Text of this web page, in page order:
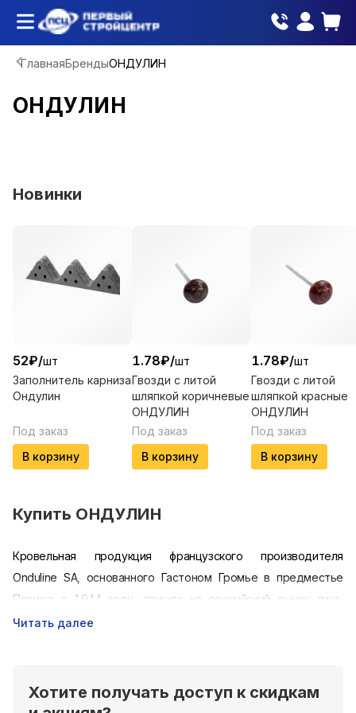
ГлавнаяБрендыОНДУЛИН
ОНДУЛИН
Новинки
52₽/шт
Заполнитель карниза
Ондулин
Под заказ
В корзину
1.78₽/шт
Гвозди с литой
шляпкой коричневые
ОНДУЛИН
Под заказ
В корзину
1.78₽/шт
Гвозди с литой
шляпкой красные
ОНДУЛИН
Под заказ
В корзину
Купить ОНДУЛИН
Кровельная продукция французского производителя
Onduline SA, основанного Гастоном Громье в предместье
Парижа в 1944 году, пришла на российский рынок лишь
спустя полвека – весной 1994 года, и с того времени только
собственные филиалы во многих городах РФ – от Питера,
Самары и Краснодара до Новосибирска, Иркутска и
Читать далее
Хотите получать доступ к скидкам